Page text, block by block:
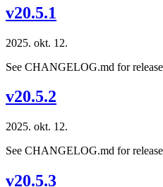
v20.5.1
2025. okt. 12.
See CHANGELOG.md for
v20.5.2
2025. okt. 12.
See CHANGELOG.md for
v20.5.3